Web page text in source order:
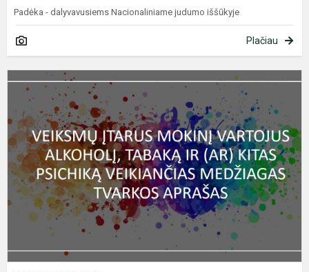
Padėka - dalyvavusiems Nacionaliniame judumo iššūkyje
Plačiau